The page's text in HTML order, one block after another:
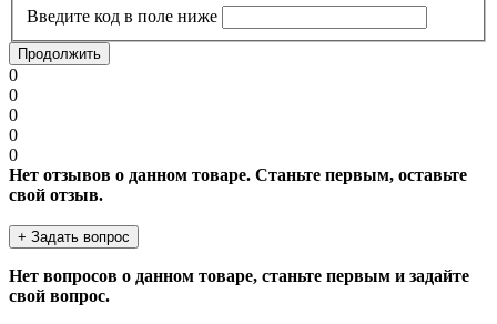
Введите код в поле ниже
Продолжить
0
0
0
0
0
Нет отзывов о данном товаре. Станьте первым, оставьте
свой отзыв.
+ Задать вопрос
Нет вопросов о данном товаре, станьте первым и задайте
свой вопрос.